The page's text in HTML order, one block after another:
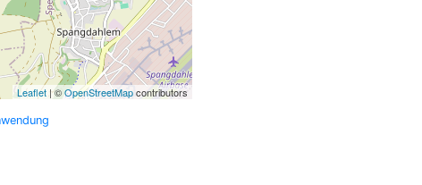
Leaflet | ©OpenStreetMapcontributors